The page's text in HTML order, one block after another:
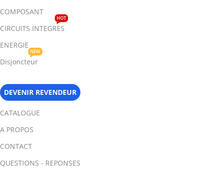
COMPOSANT
CIRCUITS INTEGRES
HOT
ENERGIE
Disjoncteur
NEW
DEVENIR REVENDEUR
CATALOGUE
A PROPOS
CONTACT
QUESTIONS - REPONSES